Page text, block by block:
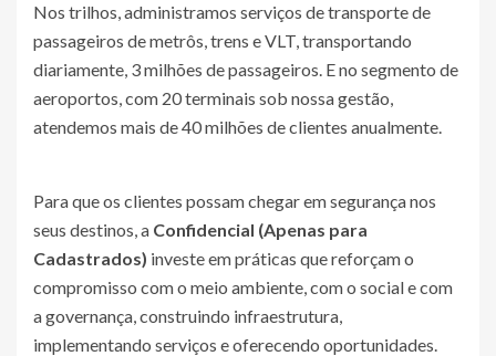
Nos trilhos, administramos serviços de transporte de
passageiros de metrôs, trens e VLT, transportando
diariamente, 3 milhões de passageiros. E no segmento de
aeroportos, com 20 terminais sob nossa gestão,
atendemos mais de 40 milhões de clientes anualmente.
Para que os clientes possam chegar em segurança nos
seus destinos, a Confidencial (Apenas para
Cadastrados) investe em práticas que reforçam o
compromisso com o meio ambiente, com o social e com
a governança, construindo infraestrutura,
implementando serviços e oferecendo oportunidades.